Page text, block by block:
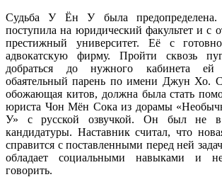
Судьба У Ён У была предопределена.
поступила на юридический факультет и с
престижный университет. Её с
адвокатскую фирму. Пройти сквозь
добраться до нужного кабинета
обаятельный парень по имени Джун Хо.
обожающая китов, должна была стать
юриста Чон Мён Сока из дорамы
У» с русской озвучкой. Он был не в
кандидатуры. Наставник считал, что
справится с поставленными перед ней
обладает социальными навыками и
говорить.